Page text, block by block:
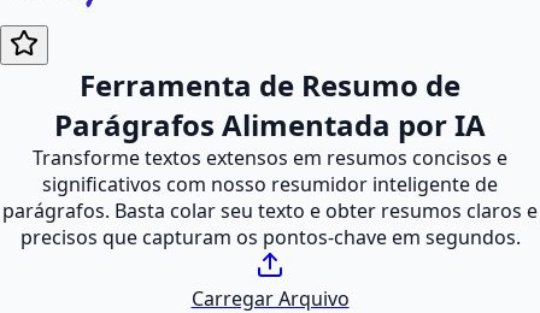
Ferramenta de Resumo de
Parágrafos Alimentada por IA
Transforme textos extensos em resumos concisos e
significativos com nosso resumidor inteligente de
parágrafos. Basta colar seu texto e obter resumos claros e
precisos que capturam os pontos-chave em segundos.
Carregar Arquivo